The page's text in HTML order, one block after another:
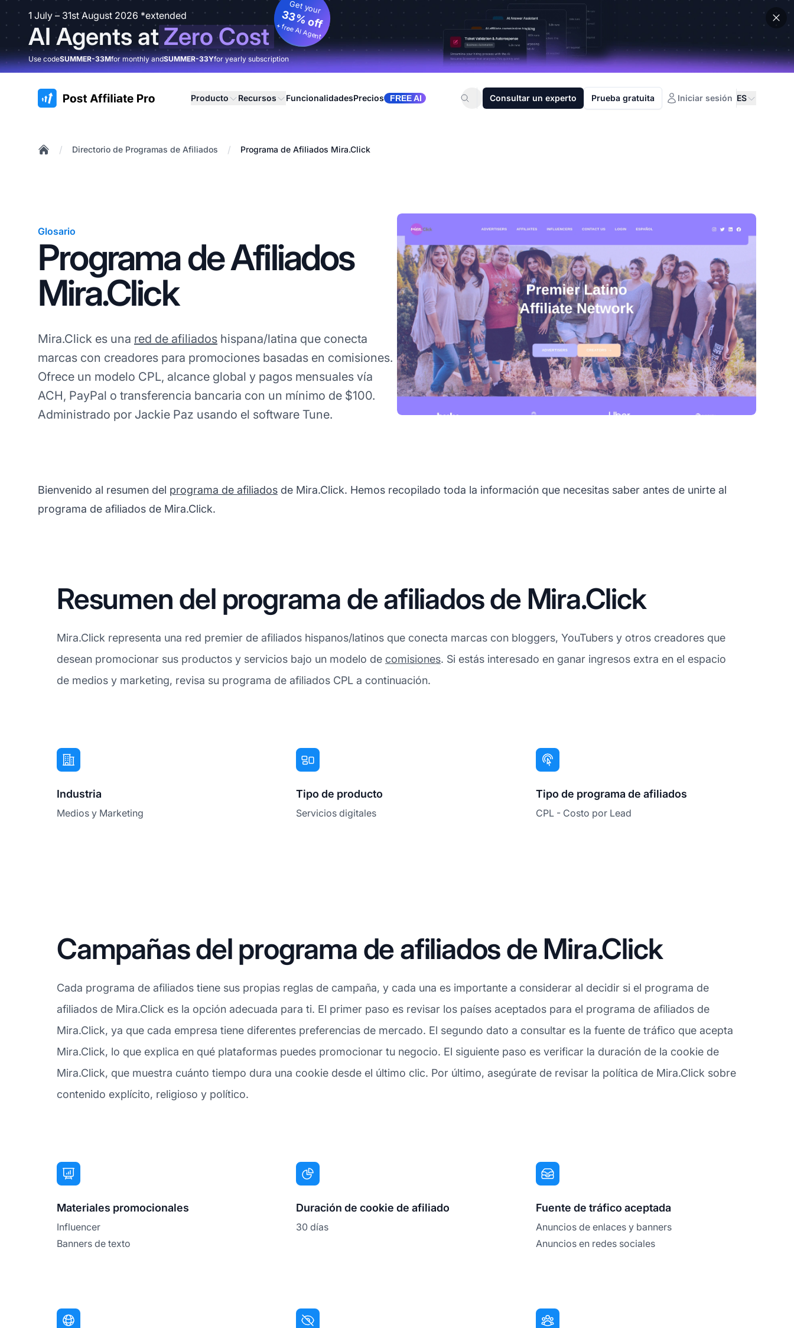
1 July – 31st August 2026 *extended
AI Agents atZero Cost
Get your
33% off
+ free AI Agent
Use codeSUMMER-33Mfor monthly andSUMMER-33Yfor yearly subscription
:site.title Producto Recursos FuncionalidadesPrecios FREE AI Consultar un experto Prueba gratuita Iniciar sesión ES
/ Directorio de Programas de Afiliados / Programa de Afiliados Mira.Click
Glosario
Programa de Afiliados
Mira.Click
Mira.Click es una red de afiliados hispana/latina que conecta
marcas con creadores para promociones basadas en comisiones.
Ofrece un modelo CPL, alcance global y pagos mensuales vía
ACH, PayPal o transferencia bancaria con un mínimo de $100.
Administrado por Jackie Paz usando el software Tune.
Bienvenido al resumen del programa de afiliados de Mira.Click. Hemos recopilado toda la información que necesitas saber antes de unirte al
programa de afiliados de Mira.Click.
Resumen del programa de afiliados de Mira.Click
Mira.Click representa una red premier de afiliados hispanos/latinos que conecta marcas con bloggers, YouTubers y otros creadores que
desean promocionar sus productos y servicios bajo un modelo de comisiones. Si estás interesado en ganar ingresos extra en el espacio
de medios y marketing, revisa su programa de afiliados CPL a continuación.
Industria
Medios y Marketing
Tipo de producto
Servicios digitales
Tipo de programa de afiliados
CPL - Costo por Lead
Campañas del programa de afiliados de Mira.Click
Cada programa de afiliados tiene sus propias reglas de campaña, y cada una es importante a considerar al decidir si el programa de
afiliados de Mira.Click es la opción adecuada para ti. El primer paso es revisar los países aceptados para el programa de afiliados de
Mira.Click, ya que cada empresa tiene diferentes preferencias de mercado. El segundo dato a consultar es la fuente de tráfico que acepta
Mira.Click, lo que explica en qué plataformas puedes promocionar tu negocio. El siguiente paso es verificar la duración de la cookie de
Mira.Click, que muestra cuánto tiempo dura una cookie desde el último clic. Por último, asegúrate de revisar la política de Mira.Click sobre
contenido explícito, religioso y político.
Materiales promocionales
Influencer
Banners de texto
Duración de cookie de afiliado
30 días
Fuente de tráfico aceptada
Anuncios de enlaces y banners
Anuncios en redes sociales